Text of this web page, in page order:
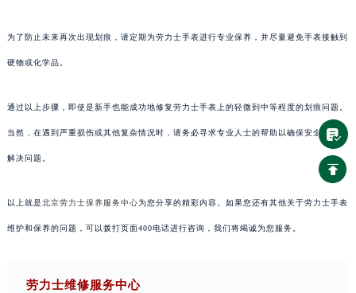
为了防止未来再次出现划痕，请定期为劳力士手表进行专业保养，并尽量避免手表接触到
硬物或化学品。
通过以上步骤，即使是新手也能成功地修复劳力士手表上的轻微到中等程度的划痕问题。
当然，在遇到严重损伤或其他复杂情况时，请务必寻求专业人士的帮助以确保安全有效地
解决问题。
以上就是北京劳力士保养服务中心为您分享的精彩内容。如果您还有其他关于劳力士手表
维护和保养的问题，可以拨打页面400电话进行咨询，我们将竭诚为您服务。
劳力士维修服务中心